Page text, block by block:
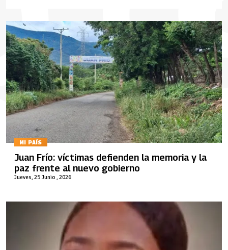
MI PAÍS
Jueves, 25 Junio , 2026
Juan Frío: víctimas defienden la memoria y la
paz frente al nuevo gobierno